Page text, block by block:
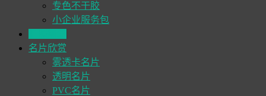
专色不干胶
小企业服务包
名片欣赏
雾透卡名片
透明名片
PVC名片